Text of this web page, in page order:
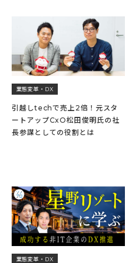
業態変革・DX
引越しtechで売上2倍！元スタ
ートアップCxO松田俊明氏の社
長参謀としての役割とは
業態変革・DX